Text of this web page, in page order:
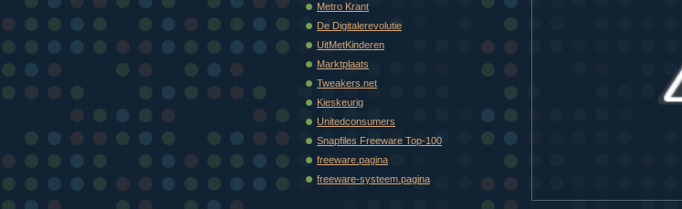
Metro Krant
De Digitalerevolutie
UitMetKinderen
Marktplaats
Tweakers.net
Kieskeurig
Unitedconsumers
Snapfiles Freeware Top-100
freeware.pagina
freeware-systeem.pagina